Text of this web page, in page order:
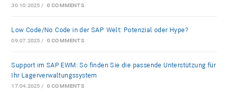
30.10.2025 / 0 COMMENTS
Low-Code/No-Code in der SAP-Welt: Potenzial oder Hype?
09.07.2025 / 0 COMMENTS
Support im SAP EWM: So finden Sie die passende Unterstützung für
Ihr Lagerverwaltungssystem
17.04.2025 / 0 COMMENTS